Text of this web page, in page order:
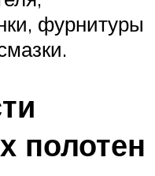
фурнитуры
полотен